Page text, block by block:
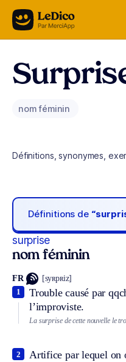
Aller au contenu
nom féminin
Définitions, synonymes,
Définitions de
surprise
nom féminin
FR [syʀpʀiz]
Trouble causé par
l’improviste.
1
La surprise de cette nouvelle le
Artifice par lequel on
2